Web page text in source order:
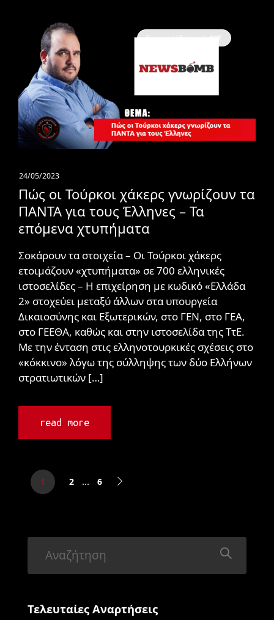
Συνεντεύξεις / ΜΜΕ
24/05/2023
Πώς οι Τούρκοι χάκερς γνωρίζουν τα
ΠΑΝΤΑ για τους Έλληνες – Τα
επόμενα χτυπήματα
Σοκάρουν τα στοιχεία – Οι Τούρκοι χάκερς
ετοιμάζουν «χτυπήματα» σε 700 ελληνικές
ιστοσελίδες – Η επιχείρηση με κωδικό «Ελλάδα
2» στοχεύει μεταξύ άλλων στα υπουργεία
Δικαιοσύνης και Εξωτερικών, στο ΓΕΝ, στο ΓΕΑ,
στο ΓΕΕΘΑ, καθώς και στην ιστοσελίδα της ΤτΕ.
Με την ένταση στις ελληνοτουρκικές σχέσεις στο
«κόκκινο» λόγω της σύλληψης των δύο Ελλήνων
στρατιωτικών […]
read more
1 2 … 6
Τελευταίες Αναρτήσεις